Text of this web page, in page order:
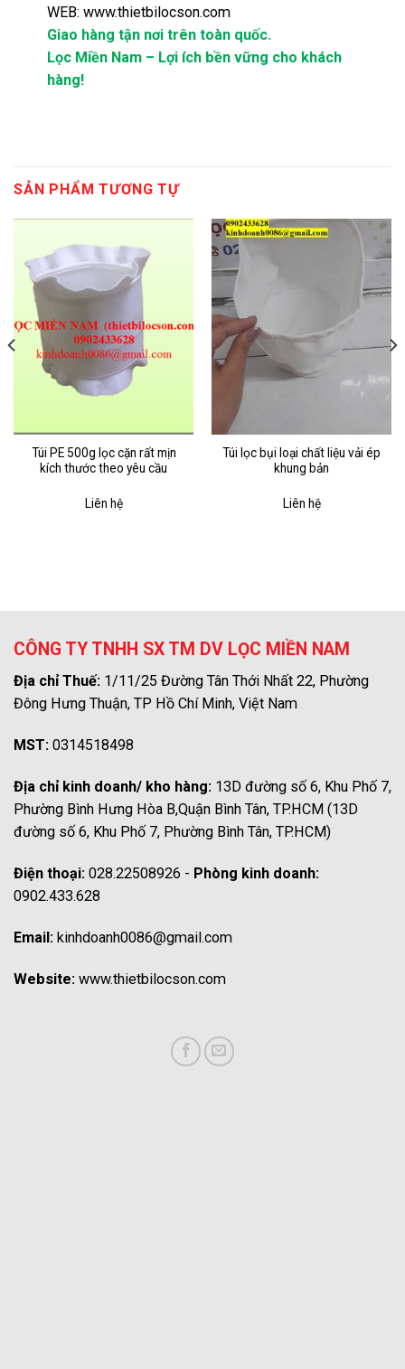
WEB:www.thietbilocson.com
Giao hàng tận nơi trên toàn quốc.
Lọc Miền Nam – Lợi ích bền vững cho khách
hàng!
SẢN PHẨM TƯƠNG TỰ
Túi PE 500g lọc cặn rất mịn
kích thước theo yêu cầu
Liên hệ
Túi lọc bụi loại chất liệu vải ép
khung bản
Liên hệ
CÔNG TY TNHH SX TM DV LỌC MIỀN NAM
Địa chỉ Thuế: 1/11/25 Đường Tân Thới Nhất 22, Phường
Đông Hưng Thuận, TP Hồ Chí Minh, Việt Nam
MST: 0314518498
Địa chỉ kinh doanh/ kho hàng: 13D đường số 6, Khu Phố 7,
Phường Bình Hưng Hòa B,Quận Bình Tân, TP.HCM (13D
đường số 6, Khu Phố 7, Phường Bình Tân, TP.HCM)
Điện thoại: 028.22508926 - Phòng kinh doanh:
0902.433.628
Email: kinhdoanh0086@gmail.com
Website: www.thietbilocson.com